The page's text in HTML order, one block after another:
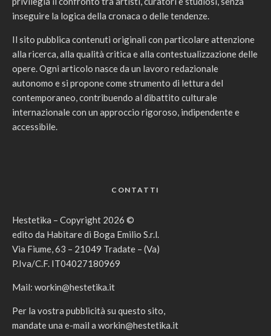
inseguire la logica della cronaca o delle tendenze.
Il sito pubblica contenuti originali con particolare attenzione
alla ricerca, alla qualità critica e alla contestualizzazione delle
opere. Ogni articolo nasce da un lavoro redazionale
autonomo e si propone come strumento di lettura del
contemporaneo, contribuendo al dibattito culturale
internazionale con un approccio rigoroso, indipendente e
accessibile.
CONTATTI
Hestetika – Copyright 2026 ©
edito da Habitare di Boga Emilio S.r.l.
Via Fiume, 63 – 21049 Tradate – (Va)
P.Iva/C.F. IT04027180969
Mail: workin@hestetika.it
Per la vostra pubblicità su questo sito,
mandate una e-mail a workin@hestetika.it